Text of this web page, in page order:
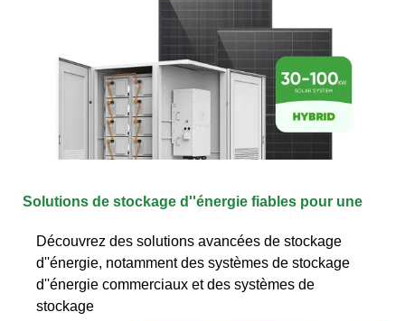
Solutions de stockage d''énergie fiables pour une
Découvrez des solutions avancées de stockage
d''énergie, notamment des systèmes de stockage
d''énergie commerciaux et des systèmes de
stockage